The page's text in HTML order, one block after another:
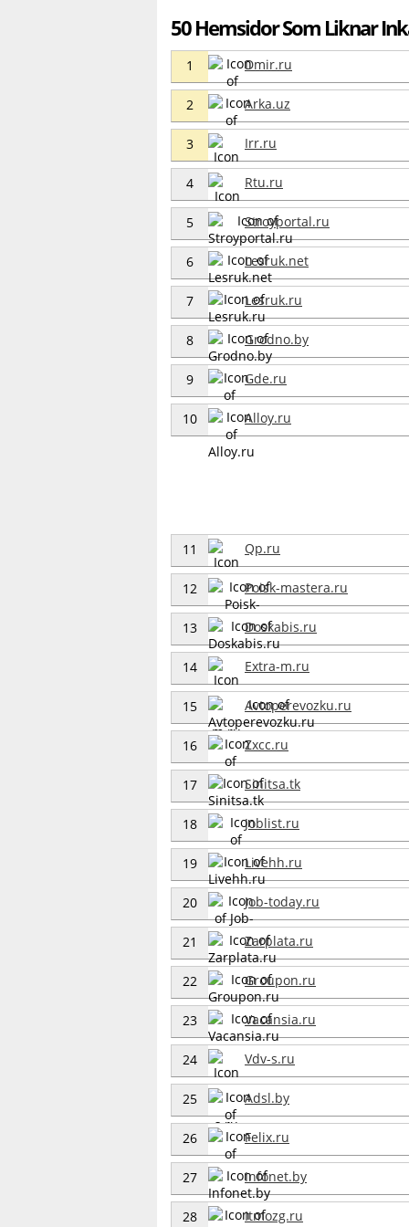
50 Hemsidor Som Liknar
1 Dmir.ru
2 Arka.uz
3 Irr.ru
4 Rtu.ru
5 Stroyportal.ru
6 Lesruk.net
7 Lesruk.ru
8 Grodno.by
9 Gde.ru
10 Alloy.ru
11 Qp.ru
12 Poisk-mastera.ru
13 Doskabis.ru
14 Extra-m.ru
15 Avtoperevozku.ru
16 Zxcc.ru
17 Sinitsa.tk
18 Joblist.ru
19 Livehh.ru
20 Job-today.ru
21 Zarplata.ru
22 Groupon.ru
23 Vacansia.ru
24 Vdv-s.ru
25 Adsl.by
26 Felix.ru
27 Infonet.by
28 Itmozg.ru